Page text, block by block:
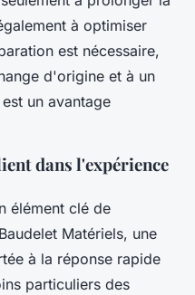
à optimiser
est nécessaire,
d'origine et à un
un avantage
dans l'expérience
élément clé de
Matériels, une
à la réponse rapide
particuliers des